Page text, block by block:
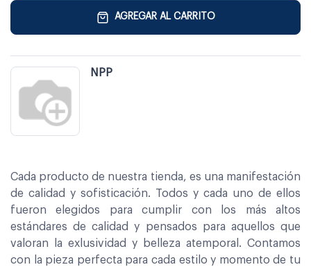
AGREGAR AL CARRITO
NPP
Cada producto de nuestra tienda, es una manifestación
de calidad y sofisticación. Todos y cada uno de ellos
fueron elegidos para cumplir con los más altos
estándares de calidad y pensados para aquellos que
valoran la exlusividad y belleza atemporal. Contamos
con la pieza perfecta para cada estilo y momento de tu